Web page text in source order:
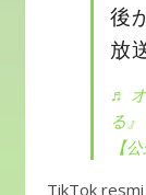
後
放
♬
る
【
TikTok